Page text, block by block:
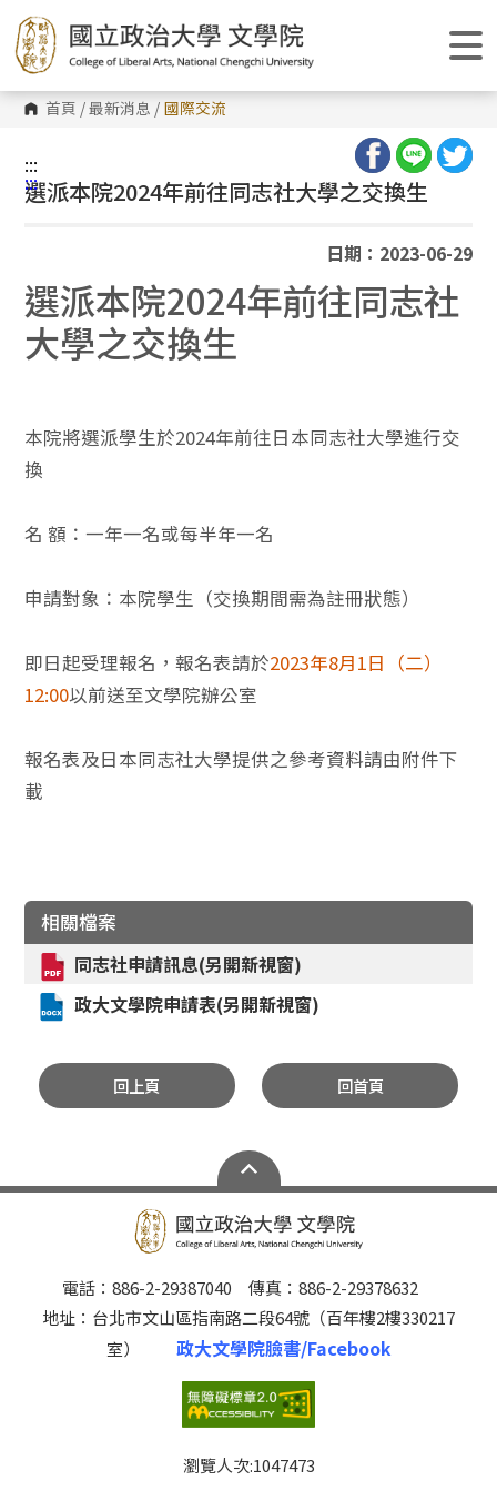
跳
到
主
要
內
容
區 首頁 /最新消息 / 國際交流
:::
:::
選派本院2024年前往同志社大學之交換生
日期：2023-06-29
選派本院2024年前往同志社
大學之交換生
本院將選派學生於2024年前往日本同志社大學進行交
換
名 額：一年一名或每半年一名
申請對象：本院學生（交換期間需為註冊狀態）
即日起受理報名，報名表請於2023年8月1日（二）
12:00以前送至文學院辦公室
報名表及日本同志社大學提供之參考資料請由附件下
載
相關檔案
同志社申請訊息(另開新視窗)
政大文學院申請表(另開新視窗)
回上頁 回首頁
電話：886-2-29387040 傳真：886-2-29378632
地址：台北市文山區指南路二段64號（百年樓2樓330217
室） 政大文學院臉書/Facebook
瀏覽人次:1047473